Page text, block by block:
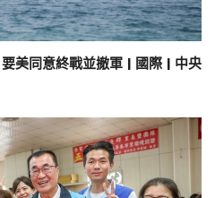
美同意終戰並撤軍 | 國際 | 中央